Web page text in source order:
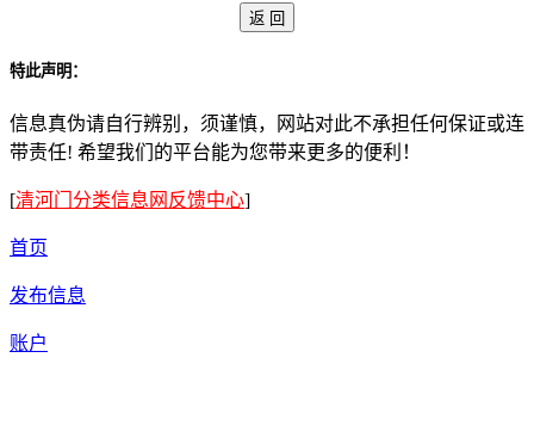
特此声明：
信息真伪请自行辨别，须谨慎，网站对此不承担任何保证或连
带责任! 希望我们的平台能为您带来更多的便利！
[清河门分类信息网反馈中心]
首页
发布信息
账户